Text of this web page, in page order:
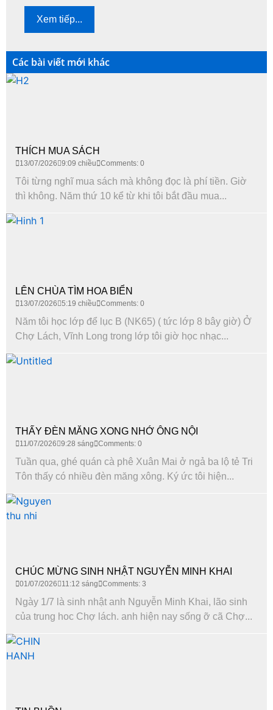
Xem tiếp...
Các bài viết mới khác
THÍCH MUA SÁCH
13/07/2026 9:09 chiều Comments: 0
Tôi từng nghĩ mua sách mà không đọc là phí tiền. Giờ
thì không. Năm thứ 10 kể từ khi tôi bắt đầu mua...
LÊN CHÙA TÌM HOA BIỂN
13/07/2026 5:19 chiều Comments: 0
Năm tôi học lớp để lục B (NK65) ( tức lớp 8 bây giờ) Ở
Chợ Lách, Vĩnh Long trong lớp tôi giờ học nhạc...
THẤY ĐÈN MĂNG XONG NHỚ ÔNG NỘI
11/07/2026 9:28 sáng Comments: 0
Tuần qua, ghé quán cà phê Xuân Mai ở ngả ba lộ tẻ Tri
Tôn thấy có nhiều đèn măng xông. Ký ức tôi hiện...
CHÚC MỪNG SINH NHẬT NGUYỄN MINH KHAI
01/07/2026 11:12 sáng Comments: 3
Ngày 1/7 là sinh nhật anh Nguyễn Minh Khai, lão sinh
của trung hoc Chợ lách. anh hiện nay sống ỡ cã Chợ...